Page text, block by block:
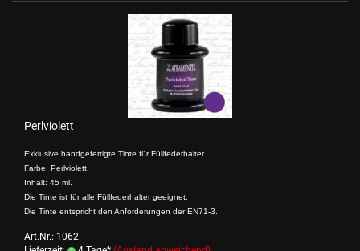
Perlviolett
Exklusive handgefertigte Tinte für Füllfederhalter.
Farbe: Perlviolett,
Inhalt: 45 ml.
Die Tinte ist für alle Füllfederhalter geeignet.
Die Tinte entspricht den Anforderungen der EN71-3.
Art.Nr.: 1062